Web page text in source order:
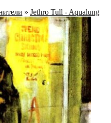
» Jethro Tull - Aqualung